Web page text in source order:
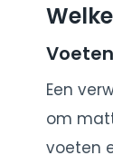
Een
om
voeten